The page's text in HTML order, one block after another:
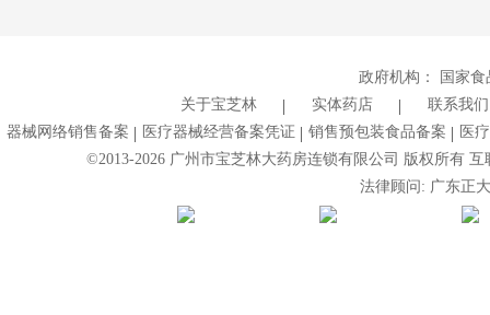
政府机构：
国家
关于宝芝林
实体药店
联系我们
器械网络销售备案
医疗器械经营备案凭证 销售预包装食品备案
医
©2013-2026广州市宝芝林大药房连锁有限公司 版权所有
法律顾问: 广东正